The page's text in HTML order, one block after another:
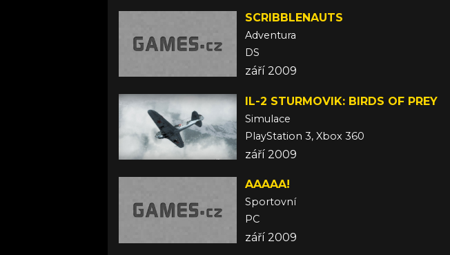
SCRIBBLENAUTS
Adventura
DS
září 2009
IL-2 STURMOVIK: BIRDS OF PREY
Simulace
PlayStation 3, Xbox 360
září 2009
AAAAA!
Sportovní
PC
září 2009